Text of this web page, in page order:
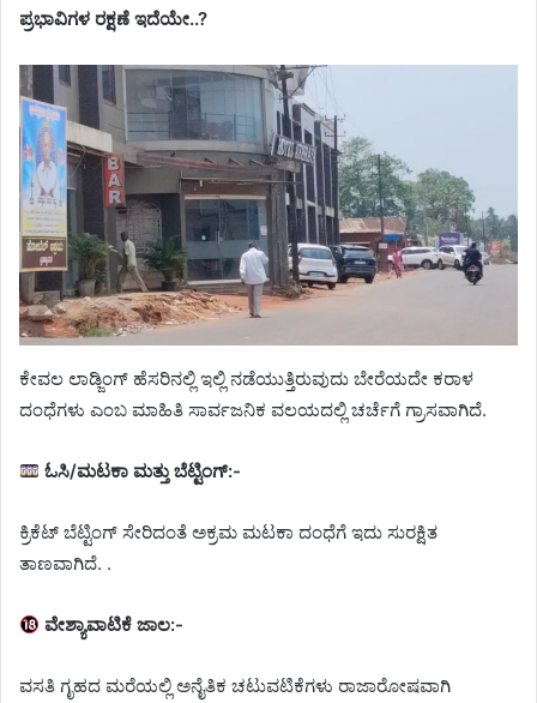
ಪ್ರಭಾವಿಗಳ ರಕ್ಷಣೆ ಇದೆಯೇ..?
ಕೇವಲ ಲಾಡ್ಜಿಂಗ್ ಹೆಸರಿನಲ್ಲಿ ಇಲ್ಲಿ ನಡೆಯುತ್ತಿರುವುದು ಬೇರೆಯದೇ ಕರಾಳ
ದಂಧೆಗಳು ಎಂಬ ಮಾಹಿತಿ ಸಾರ್ವಜನಿಕ ವಲಯದಲ್ಲಿ ಚರ್ಚೆಗೆ ಗ್ರಾಸವಾಗಿದೆ.
ಓಸಿ/ಮಟಕಾ ಮತ್ತು ಬೆಟ್ಟಿಂಗ್:-
ಕ್ರಿಕೆಟ್ ಬೆಟ್ಟಿಂಗ್ ಸೇರಿದಂತೆ ಅಕ್ರಮ ಮಟಕಾ ದಂಧೆಗೆ ಇದು ಸುರಕ್ಷಿತ
ತಾಣವಾಗಿದೆ. .
ವೇಶ್ಯಾವಾಟಿಕೆ ಜಾಲ:-
ವಸತಿ ಗೃಹದ ಮರೆಯಲ್ಲಿ ಅನೈತಿಕ ಚಟುವಟಿಕೆಗಳು ರಾಜಾರೋಷವಾಗಿ